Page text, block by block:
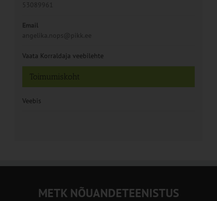
Toimumiskoht
Veebis
53089961
Email
angelika.nops@pikk.ee
Vaata Korraldaja veebilehte
METK NÕUANDETEENISTUS